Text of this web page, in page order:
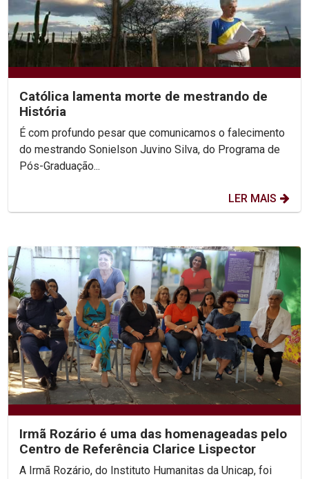
Católica lamenta morte de mestrando de
História
É com profundo pesar que comunicamos o falecimento
do mestrando Sonielson Juvino Silva, do Programa de
Pós-Graduação...
LER MAIS
Irmã Rozário é uma das homenageadas pelo
Centro de Referência Clarice Lispector
A Irmã Rozário, do Instituto Humanitas da Unicap, foi